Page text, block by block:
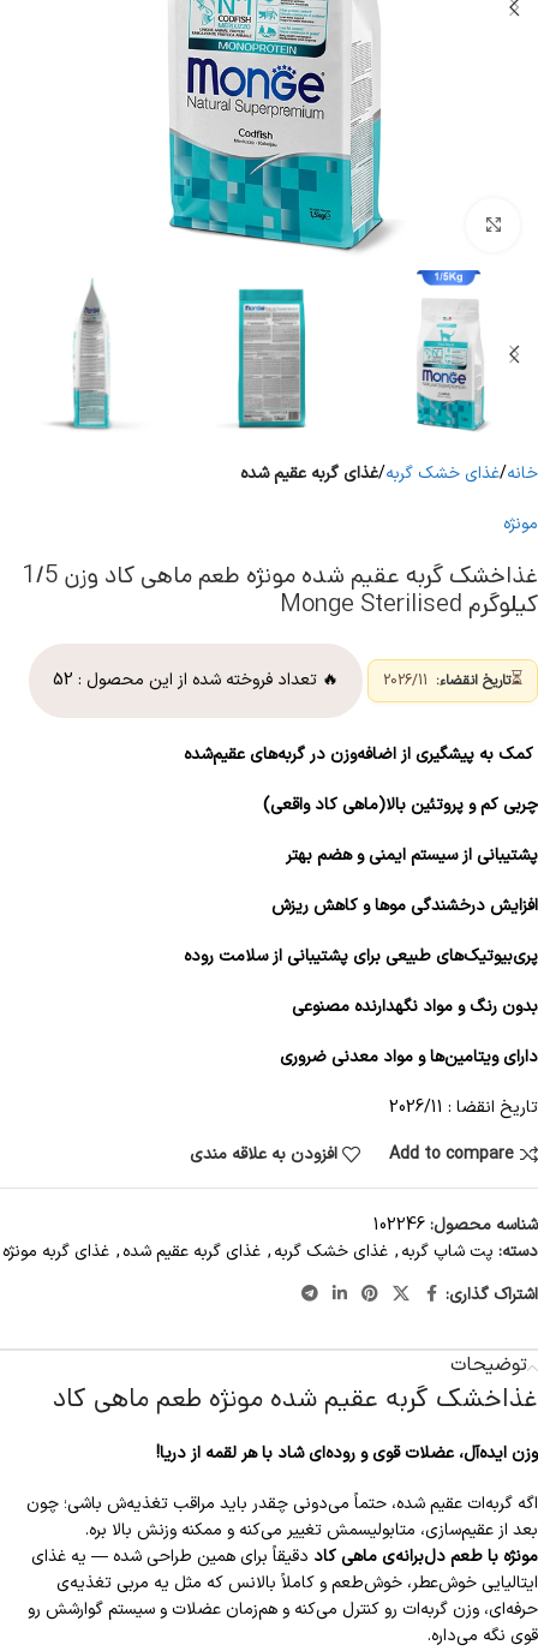
برای بزرگنمایی کلیک کنید
خانه غذای خشک گربه غذای گربه عقیم شده
مونژه
غذاخشک گربه عقیم شده مونژه طعم ماهی کاد وزن 1/5
کیلوگرم Monge Sterilised
⏳تاریخ انقضاء: 🔥 تعداد فروخته شده از این محصول : 52
کمک به پیشگیری از اضافه‌وزن در گربه‌های عقیم‌شده
چربی کم و پروتئین بالا(ماهی کاد واقعی)
پشتیبانی از سیستم ایمنی و هضم بهتر
افزایش درخشندگی موها و کاهش ریزش
پری‌بیوتیک‌های طبیعی برای پشتیبانی از سلامت روده
بدون رنگ و مواد نگهدارنده مصنوعی
دارای ویتامین‌ها و مواد معدنی ضروری
تاریخ انقضا : 2026/11
Add to compare
افزودن به علاقه مندی
شناسه محصول:102246
دسته: پت شاپ گربه, غذای خشک گربه, غذای گربه عقیم شده, غذای گربه مونژه
اشتراک گذاری:
توضیحات
غذاخشک گربه عقیم شده مونژه طعم ماهی کاد
وزن ایده‌آل، عضلات قوی و روده‌ای شاد با هر لقمه از دریا!
اگه گربه‌ات عقیم شده، حتماً می‌دونی چقدر باید مراقب تغذیه‌ش باشی؛ چون
بعد از عقیم‌سازی، متابولیسمش تغییر می‌کنه و ممکنه وزنش بالا بره.
مونژه با طعم دل‌برانه‌ی ماهی کاد دقیقاً برای همین طراحی شده — یه غذای
ایتالیایی خوش‌عطر، خوش‌طعم و کاملاً بالانس که مثل یه مربی تغذیه‌ی
حرفه‌ای، وزن گربه‌ات رو کنترل می‌کنه و هم‌زمان عضلات و سیستم گوارشش رو
قوی نگه می‌داره.